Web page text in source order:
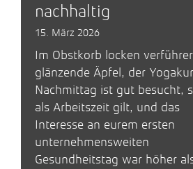
nachhaltig
15. März 2026
Im Obstkorb locken
glänzende Äpfel, der
Nachmittag ist gut besucht,
als Arbeitszeit gilt, und das
Interesse an eurem ersten
unternehmensweiten
Gesundheitstag war höher